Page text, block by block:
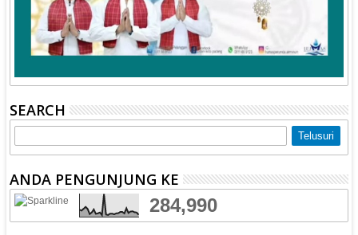
SEARCH
ANDA PENGUNJUNG KE
284,990